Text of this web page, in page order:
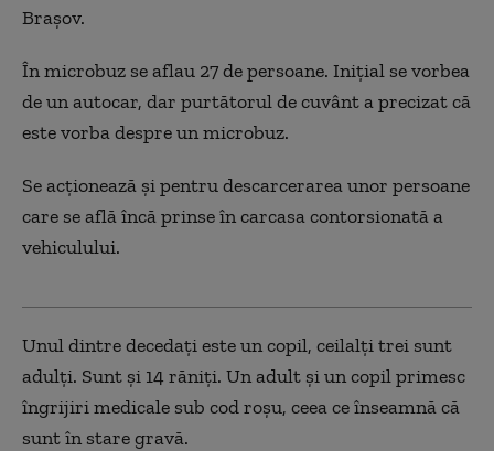
Brașov.
În microbuz se aflau 27 de persoane. Inițial se vorbea
de un autocar, dar purtătorul de cuvânt a precizat că
este vorba despre un microbuz.
Se acționează și pentru descarcerarea unor persoane
care se află încă prinse în carcasa contorsionată a
vehiculului.
Unul dintre decedați este un copil, ceilalți trei sunt
adulți. Sunt și 14 răniți. Un adult și un copil primesc
îngrijiri medicale sub cod roșu, ceea ce înseamnă că
sunt în stare gravă.